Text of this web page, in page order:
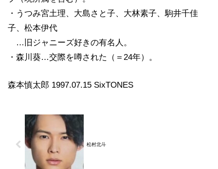
・うつみ宮土理、大島さと子、大林素子、駒井千佳
子、松本伊代
…旧ジャニーズ好きの有名人。
・森川葵…交際を噂された（＝24年）。
森本慎太郎 1997.07.15 SixTONES
松村北斗